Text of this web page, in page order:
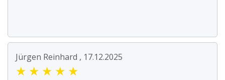
Jürgen Reinhard , 17.12.2025
★ ★ ★ ★ ★